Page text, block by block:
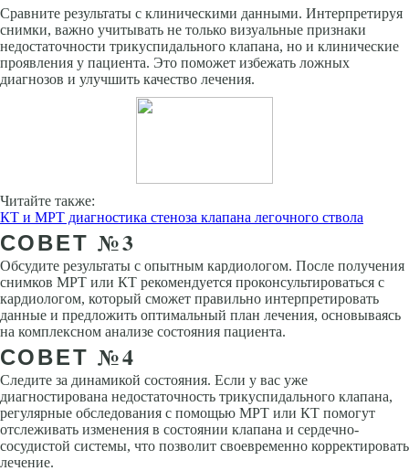
Сравните результаты с клиническими данными. Интерпретируя
снимки, важно учитывать не только визуальные признаки
недостаточности трикуспидального клапана, но и клинические
проявления у пациента. Это поможет избежать ложных
диагнозов и улучшить качество лечения.
Читайте также:
КТ и МРТ диагностика стеноза клапана легочного ствола
СОВЕТ №3
Обсудите результаты с опытным кардиологом. После получения
снимков МРТ или КТ рекомендуется проконсультироваться с
кардиологом, который сможет правильно интерпретировать
данные и предложить оптимальный план лечения, основываясь
на комплексном анализе состояния пациента.
СОВЕТ №4
Следите за динамикой состояния. Если у вас уже
диагностирована недостаточность трикуспидального клапана,
регулярные обследования с помощью МРТ или КТ помогут
отслеживать изменения в состоянии клапана и сердечно-
сосудистой системы, что позволит своевременно корректировать
лечение.